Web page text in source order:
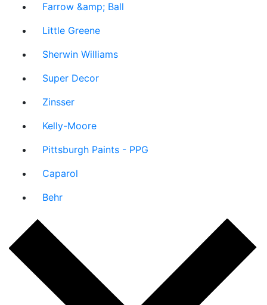
Farrow &amp; Ball
Little Greene
Sherwin Williams
Super Decor
Zinsser
Kelly-Moore
Pittsburgh Paints - PPG
Caparol
Behr